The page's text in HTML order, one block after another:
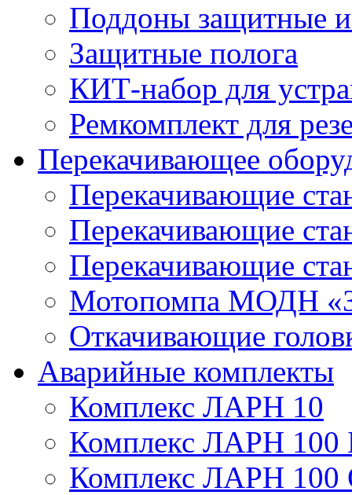
Поддоны защитные
Защитные полога
КИТ-набор для
Ремкомплект для
Перекачивающее
Перекачивающие
Перекачивающие
Перекачивающие
Мотопомпа МОДН
Откачивающие
Аварийные комплекты
Комплекс ЛАРН 10
Комплекс ЛАРН 100
Комплекс ЛАРН 100